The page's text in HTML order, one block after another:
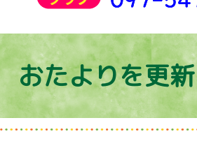
おたよりを更